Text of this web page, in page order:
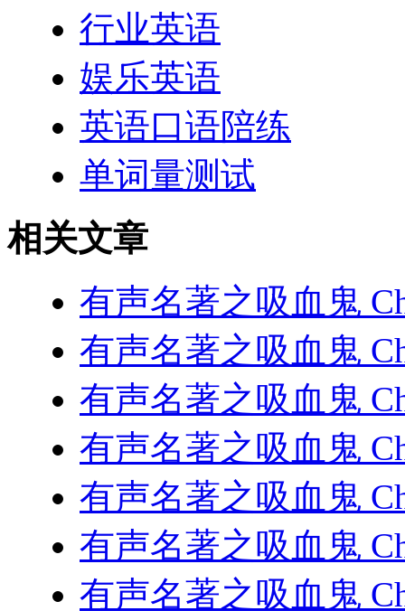
行业英语
娱乐英语
英语口语陪练
单词量测试
相关文章
有声名著之吸血鬼
有声名著之吸血鬼
有声名著之吸血鬼
有声名著之吸血鬼
有声名著之吸血鬼
有声名著之吸血鬼
有声名著之吸血鬼